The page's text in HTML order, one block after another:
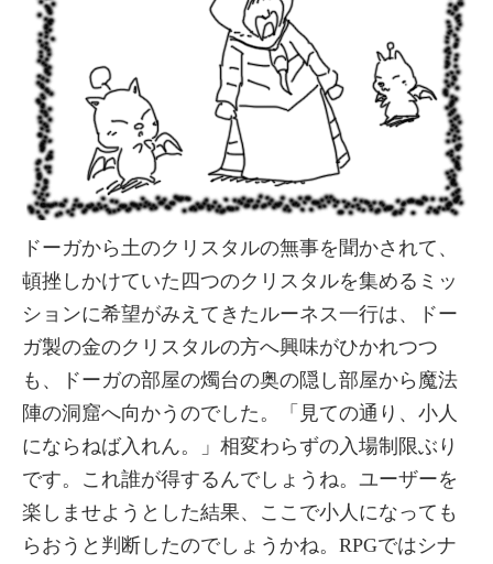
ドーガから土のクリスタルの無事を聞かされて、
頓挫しかけていた四つのクリスタルを集めるミッ
ションに希望がみえてきたルーネス一行は、ドー
ガ製の金のクリスタルの方へ興味がひかれつつ
も、ドーガの部屋の燭台の奥の隠し部屋から魔法
陣の洞窟へ向かうのでした。「見ての通り、小人
にならねば入れん。」相変わらずの入場制限ぶり
です。これ誰が得するんでしょうね。ユーザーを
楽しませようとした結果、ここで小人になっても
らおうと判断したのでしょうかね。RPGではシナ